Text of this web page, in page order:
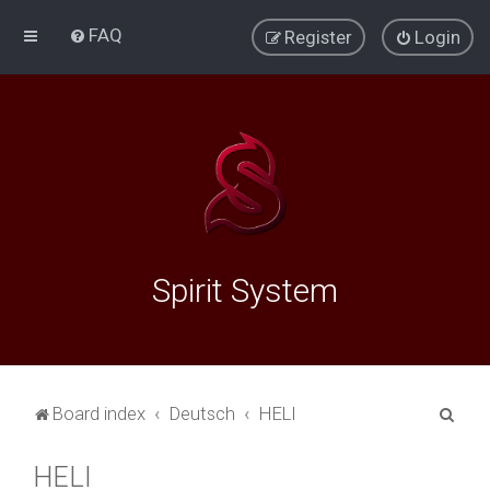
FAQ Login
Register
Spirit System
Board index Deutsch HELI
HELI